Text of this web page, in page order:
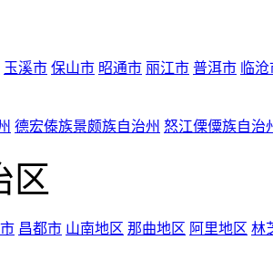
玉溪市 保山市 昭通市 丽江市 普洱市 临
德宏傣族景颇族自治州 怒江傈僳族自治
区
昌都市 山南地区 那曲地区 阿里地区 林